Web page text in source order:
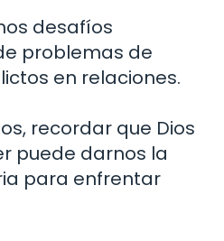
desafíos
problemas de
en relaciones.
recordar que Dios
puede darnos la
para enfrentar